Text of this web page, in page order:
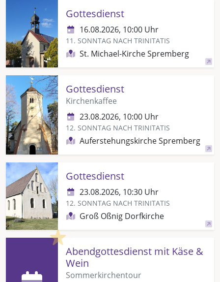
Gottesdienst
16.08.2026, 10:00 Uhr
11. SONNTAG NACH TRINITATIS
St. Michael-Kirche Spremberg
Gottesdienst
Kirchenkaffee
23.08.2026, 10:00 Uhr
12. SONNTAG NACH TRINITATIS
Auferstehungskirche Spremberg
Gottesdienst
23.08.2026, 10:30 Uhr
12. SONNTAG NACH TRINITATIS
Groß Oßnig Dorfkirche
Highlight
Abendgottesdienst mit Käse &
Wein
Sommerkirchentour